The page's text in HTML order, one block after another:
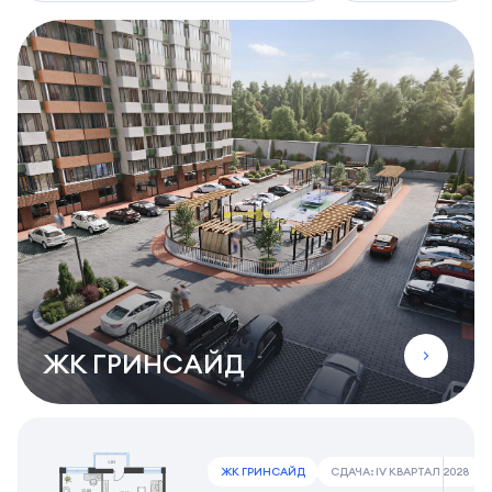
ЖК ГРИНСАЙД
ЖК ГРИНСАЙД СДАЧА: IV КВАРТАЛ 2028